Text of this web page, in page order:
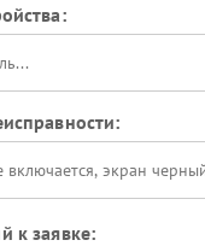
к заявке: